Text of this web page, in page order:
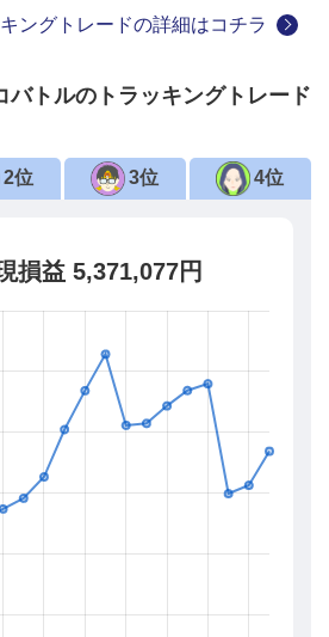
キングトレードの詳細はコチラ
バトルのトラッキングトレード
2位 3位 4位